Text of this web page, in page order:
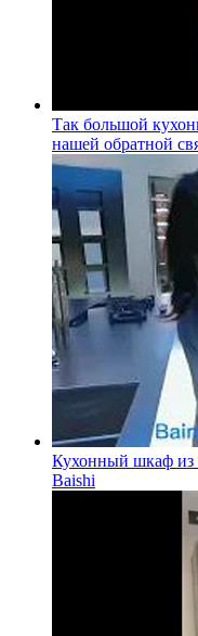
Так большой
нашей обратной
Кухонный шкаф из
Baishi